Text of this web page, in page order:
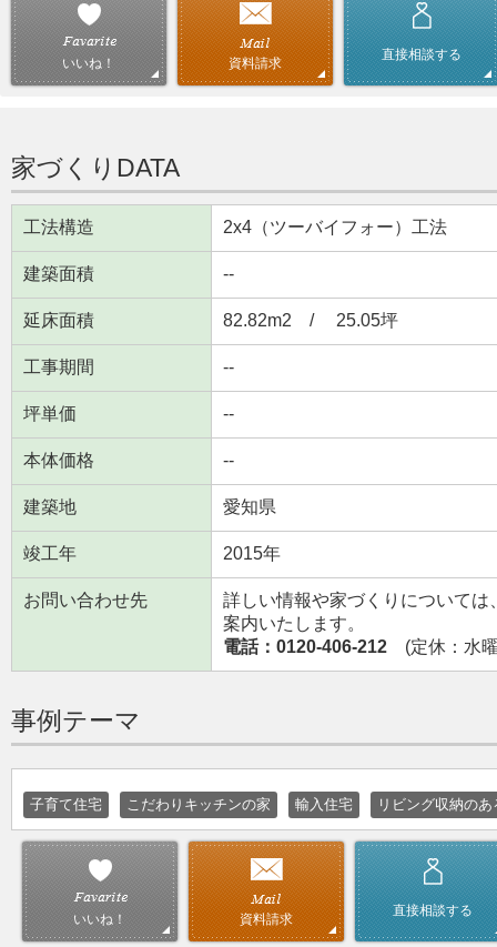
いいね！ 資料請求
直接相談する
家づくりDATA
工法構造 2x4（ツーバイフォー）工法
建築面積 --
延床面積 82.82m2 / 25.05坪
工事期間 --
坪単価 --
本体価格 --
建築地 愛知県
竣工年 2015年
お問い合わせ先
詳しい情報や家づくりについて
案内いたします。
電話：0120-406-212 (定休：水
事例テーマ
子育て住宅 こだわりキッチンの家 輸入住宅 リビング収納のあ
いいね！ 資料請求
直接相談する